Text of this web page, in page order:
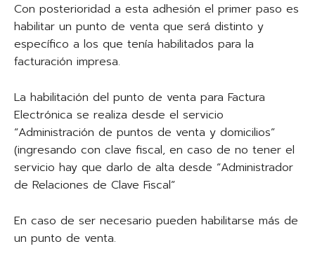
Con posterioridad a esta adhesión el primer paso es
habilitar un punto de venta que será distinto y
específico a los que tenía habilitados para la
facturación impresa.
La habilitación del punto de venta para Factura
Electrónica se realiza desde el servicio
“Administración de puntos de venta y domicilios”
(ingresando con clave fiscal, en caso de no tener el
servicio hay que darlo de alta desde “Administrador
de Relaciones de Clave Fiscal”
En caso de ser necesario pueden habilitarse más de
un punto de venta.